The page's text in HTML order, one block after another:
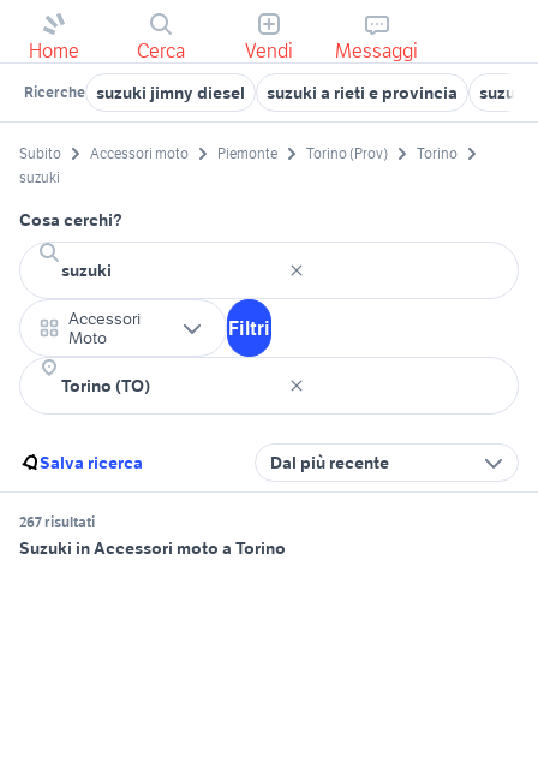
Home Cerca Vendi Messaggi
Ricerche suzuki jimny diesel suzuki a rieti e provincia suzuki
Subito Accessori moto Piemonte Torino (Prov)
Torino
suzuki
Cosa cerchi?
Accessori
Moto
Filtri
Salva ricerca Dal più recente
267 risultati
Suzuki in Accessori moto a Torino